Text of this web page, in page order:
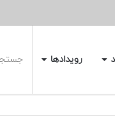
رویدادها